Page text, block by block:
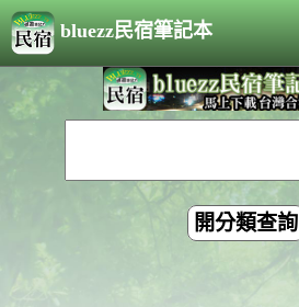
bluezz民宿筆記本
開分類查詢